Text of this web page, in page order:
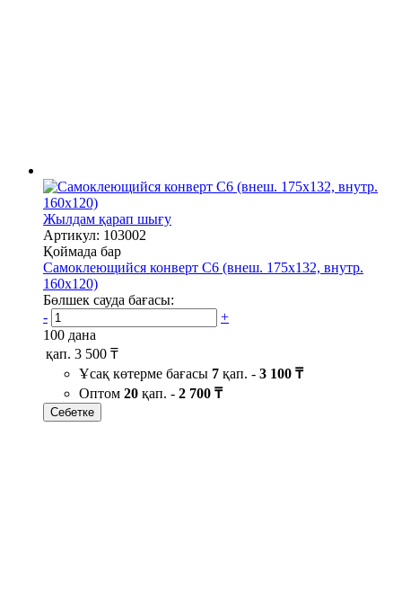
Жылдам қарап шығу
Артикул: 103002
Қоймада бар
Самоклеющийся конверт С6 (внеш. 175х132, внутр.
160х120)
Бөлшек сауда бағасы:
-
+
100 дана
қап. 3 500 ₸
Ұсақ көтерме бағасы 7 қап. - 3 100 ₸
Оптом 20 қап. - 2 700 ₸
Себетке